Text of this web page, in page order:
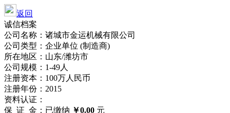
返回
诚信档案
公司名称：诸城市金运机械有限公司
公司类型：企业单位 (制造商)
所在地区：山东/潍坊市
公司规模：1-49人
注册资本：100万人民币
注册年份：2015
资料认证：
保 证 金：已缴纳 ￥0.00 元